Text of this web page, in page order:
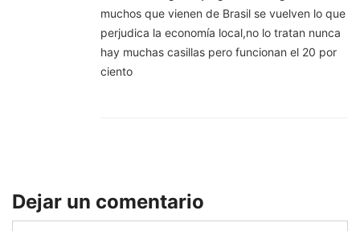
muchos que vienen de Brasil se vuelven lo que
perjudica la economía local,no lo tratan nunca
hay muchas casillas pero funcionan el 20 por
ciento
Dejar un comentario